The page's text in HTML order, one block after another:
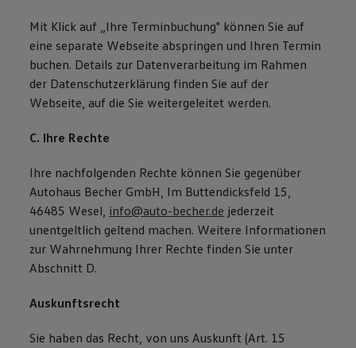
Mit Klick auf „Ihre Terminbuchung" können Sie auf
eine separate Webseite abspringen und Ihren Termin
buchen. Details zur Datenverarbeitung im Rahmen
der Datenschutzerklärung finden Sie auf der
Webseite, auf die Sie weitergeleitet werden.
C. Ihre Rechte
Ihre nachfolgenden Rechte können Sie gegenüber
Autohaus Becher GmbH, Im Buttendicksfeld 15,
46485 Wesel, info@auto-becher.de jederzeit
unentgeltlich geltend machen. Weitere Informationen
zur Wahrnehmung Ihrer Rechte finden Sie unter
Abschnitt D.
Auskunftsrecht
Sie haben das Recht, von uns Auskunft (Art. 15